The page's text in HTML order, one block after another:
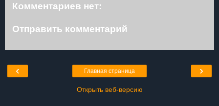
Комментариев нет:
Отправить комментарий
‹ ›
Главная страница
Открыть веб-версию